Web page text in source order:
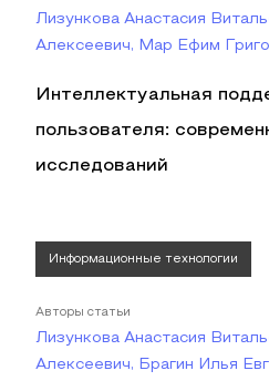
Лизункова Анастасия
Алексеевич, Мар Ефим
Интеллектуальная
пользователя:
исследований
Информационные технологии
Авторы статьи
Лизункова Анастасия
Алексеевич, Брагин Илья